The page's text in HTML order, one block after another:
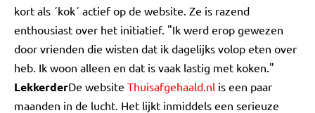
kort als ´kok´ actief op de website. Ze is razend
enthousiast over het initiatief. "Ik werd erop gewezen
door vrienden die wisten dat ik dagelijks volop eten over
heb. Ik woon alleen en dat is vaak lastig met koken."
LekkerderDe website Thuisafgehaald.nl is een paar
maanden in de lucht. Het lijkt inmiddels een serieuze